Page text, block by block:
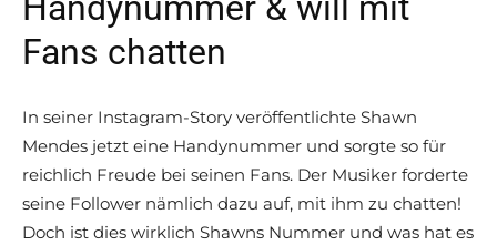
Fans chatten
In seiner Instagram-Story veröffentlichte Shawn
Mendes jetzt eine Handynummer und sorgte so für
reichlich Freude bei seinen Fans. Der Musiker forderte
seine Follower nämlich dazu auf, mit ihm zu chatten!
Doch ist dies wirklich Shawns Nummer und was hat es